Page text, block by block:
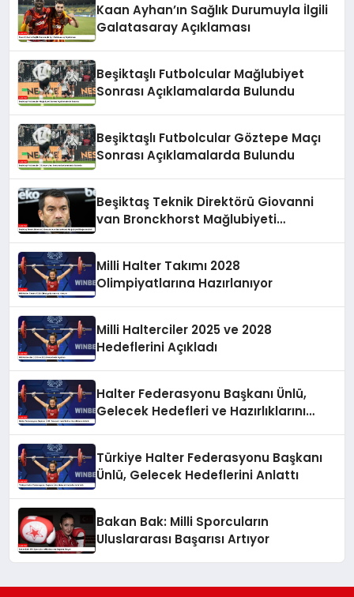
Kaan Ayhan’ın Sağlık Durumuyla İlgili
Galatasaray Açıklaması
Beşiktaşlı Futbolcular Mağlubiyet
Sonrası Açıklamalarda Bulundu
Beşiktaşlı Futbolcular Göztepe Maçı
Sonrası Açıklamalarda Bulundu
Beşiktaş Teknik Direktörü Giovanni
van Bronckhorst Mağlubiyeti
Milli Halter Takımı 2028
Olimpiyatlarına Hazırlanıyor
Milli Halterciler 2025 ve 2028
Hedeflerini Açıkladı
Halter Federasyonu Başkanı Ünlü,
Gelecek Hedefleri ve Hazırlıklarını
Türkiye Halter Federasyonu Başkanı
Ünlü, Gelecek Hedeflerini Anlattı
Bakan Bak: Milli Sporcuların
Uluslararası Başarısı Artıyor